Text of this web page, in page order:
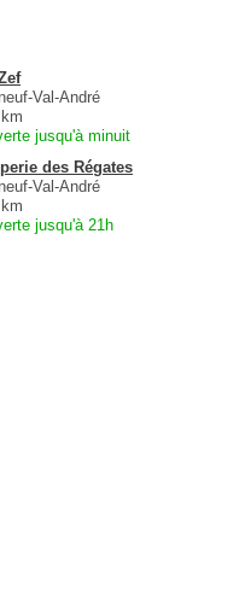
Val-André
jusqu'à minuit
des Régates
Val-André
jusqu'à 21h